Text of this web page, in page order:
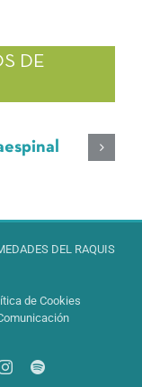
DE
DEL RAQUIS
de Cookies
InstagramSpotify